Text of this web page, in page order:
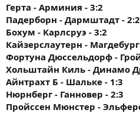
Герта - Арминия - 3:2
Падерборн - Дармштадт - 2:2
Бохум - Карлсруэ - 3:2
Кайзерслаутерн - Магдебург
Фортуна Дюссельдорф -
Хольштайн Киль - Динамо
Айнтрахт Б - Шальке - 1:3
Нюрнберг - Ганновер - 2:3
Пройссен Мюнстер -